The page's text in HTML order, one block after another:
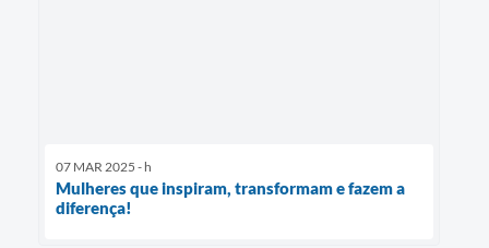
07 MAR 2025 - h
Mulheres que inspiram, transformam e fazem a
diferença!